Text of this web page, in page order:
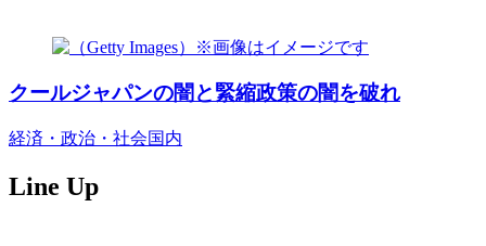
クールジャパンの闇と緊縮政策の闇を破れ
経済・政治・社会国内
Line Up